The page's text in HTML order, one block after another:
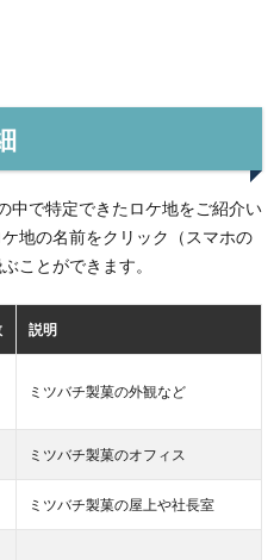
中で特定できたロケ地をご紹介い
地の名前をクリック（スマホの
ことができます。
説明
ミツバチ製菓の外観など
ミツバチ製菓のオフィス
ミツバチ製菓の屋上や社長室